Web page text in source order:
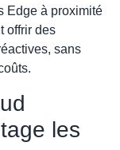
Edge à proximité
offrir des
sans
les